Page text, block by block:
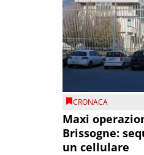
CRONACA
Maxi
Brissogne:
un cellulare